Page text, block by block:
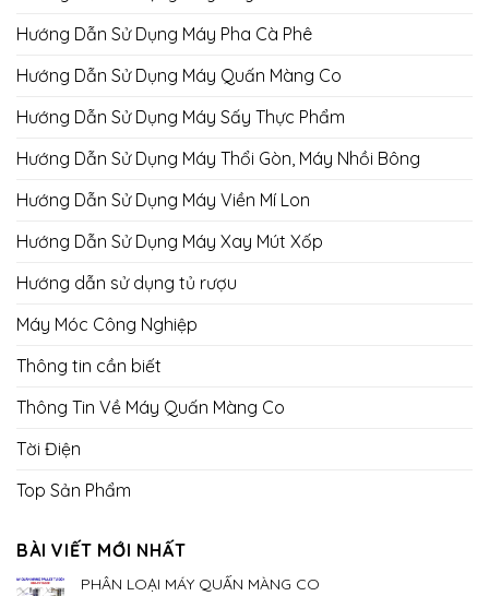
Hướng Dẫn Sử Dụng Máy Pha Cà Phê
Hướng Dẫn Sử Dụng Máy Quấn Màng Co
Hướng Dẫn Sử Dụng Máy Sấy Thực Phẩm
Hướng Dẫn Sử Dụng Máy Thổi Gòn, Máy Nhồi Bông
Hướng Dẫn Sử Dụng Máy Viền Mí Lon
Hướng Dẫn Sử Dụng Máy Xay Mút Xốp
Hướng dẫn sử dụng tủ rượu
Máy Móc Công Nghiệp
Thông tin cần biết
Thông Tin Về Máy Quấn Màng Co
Tời Điện
Top Sản Phẩm
BÀI VIẾT MỚI NHẤT
PHÂN LOẠI MÁY QUẤN MÀNG CO